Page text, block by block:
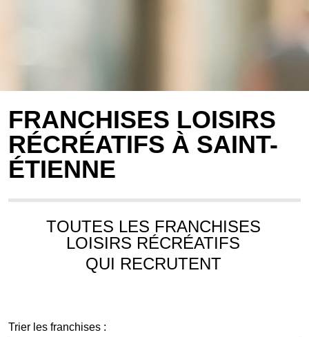
FRANCHISES LOISIRS
RÉCRÉATIFS À SAINT-
ÉTIENNE
TOUTES LES FRANCHISES
LOISIRS RÉCRÉATIFS
QUI RECRUTENT
Trier les franchises :